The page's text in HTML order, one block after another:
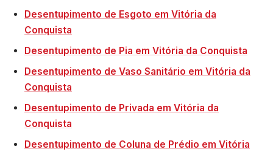
Desentupimento de Esgoto em Vitória da
Conquista
Desentupimento de Pia em Vitória da Conquista
Desentupimento de Vaso Sanitário em Vitória da
Conquista
Desentupimento de Privada em Vitória da
Conquista
Desentupimento de Coluna de Prédio em Vitória